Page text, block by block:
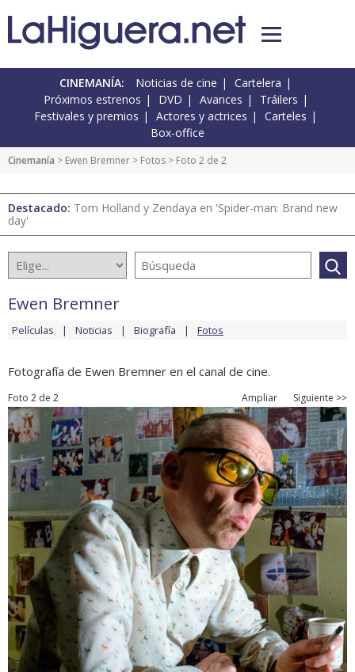
CINEMANÍA: Noticias de cine
Cartelera
Próximos estrenos
DVD Avances
Tráilers
Festivales y premios
Actores y actrices
Carteles
Box-office
Cinemanía > Ewen Bremner > Fotos > Foto 2 de 2
Destacado: Tom Holland y Zendaya en 'Spider-man: Brand new
day'
Ewen Bremner
Películas Noticias Biografía Fotos
Fotografía de Ewen Bremner en el canal de cine.
Foto 2 de 2 Ampliar Siguiente >>